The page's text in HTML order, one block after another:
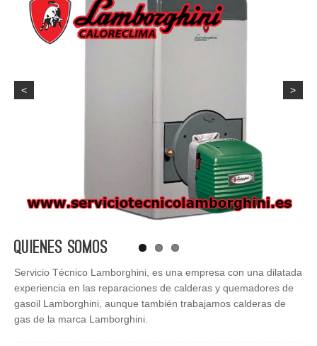
< >
Quienes Somos
Servicio Técnico Lamborghini, es una empresa con una dilatada
experiencia en las reparaciones de calderas y quemadores de
gasoil Lamborghini, aunque también trabajamos calderas de
gas de la marca Lamborghini.